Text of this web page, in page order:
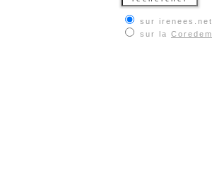
sur irenees.net
sur la Coredem